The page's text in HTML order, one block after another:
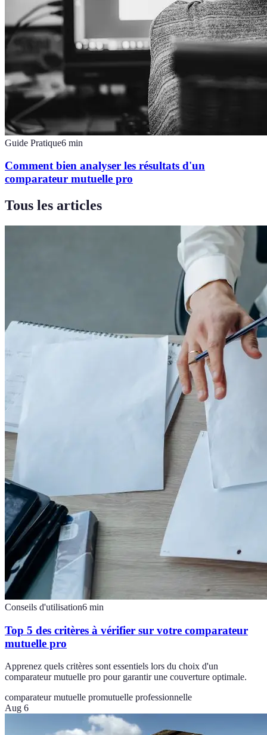
Guide Pratique6 min
Comment bien analyser les résultats d'un
comparateur mutuelle pro
Tous les articles
Conseils d'utilisation6 min
Top 5 des critères à vérifier sur votre comparateur
mutuelle pro
Apprenez quels critères sont essentiels lors du choix d'un
comparateur mutuelle pro pour garantir une couverture optimale.
comparateur mutuelle promutuelle professionnelle
Aug 6